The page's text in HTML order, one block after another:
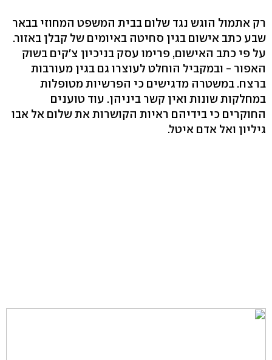
רק אתמול הוגש נגד שלום בבית המשפט המחוזי בבאר
שבע כתב אישום בגין סחיטה באיומים של קבלן באזור.
על פי כתב האישום, פרימו עסק בניכיון צ'קים בשוק
האפור - ובמקביל הוחלט לעוצרו גם בגין מעורבות
ברצח. במשטרה מדגישים כי הפרשיות מטופלות
במחלקות שונות ואין קשר ביניהן. עוד טוענים
החוקרים כי בידיהם ראיות הקושרות את שלום אל אבו
גיליון ואל אדם איטל.